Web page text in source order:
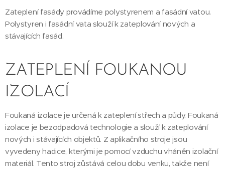
Zateplení fasády provádíme polystyrenem a fasádní vatou.
Polystyren i fasádní vata slouží k zateplování nových a
stávajících fasád.
ZATEPLENÍ FOUKANOU
IZOLACÍ
Foukaná izolace je určená k zateplení střech a půdy. Foukaná
izolace je bezodpadová technologie a slouží k zateplování
nových i stávajících objektů. Z aplikačního stroje jsou
vyvedeny hadice, kterými je pomocí vzduchu vháněn izolační
materiál. Tento stroj zůstává celou dobu venku, takže není